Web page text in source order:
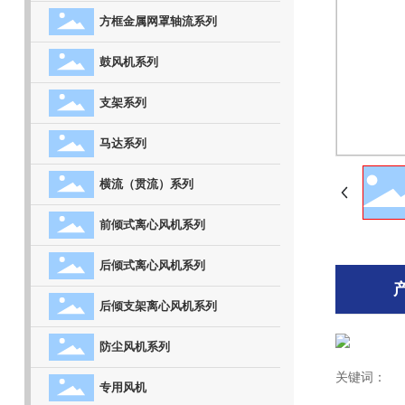
方框金属网罩轴流系列
鼓风机系列
支架系列
马达系列
横流（贯流）系列
前倾式离心风机系列
后倾式离心风机系列
后倾支架离心风机系列
防尘风机系列
专用风机
关键词：